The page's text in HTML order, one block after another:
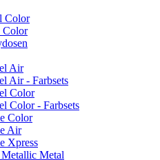
Color
Color
Air
Air - Farbsets
Color
Color - Farbsets
Color
Air
Xpress
Metal